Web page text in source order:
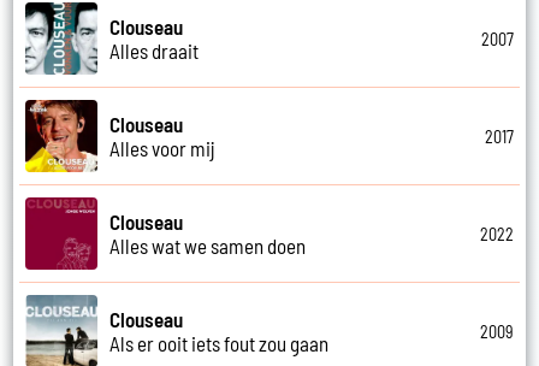
Clouseau
Alles draait
2007
Clouseau
Alles voor mij
2017
Clouseau
Alles wat we samen doen
2022
Clouseau
Als er ooit iets fout zou gaan
2009